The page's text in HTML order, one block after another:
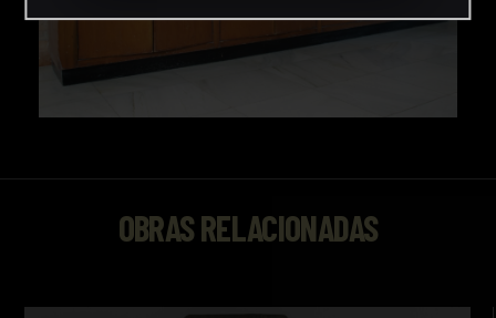
OBRAS RELACIONADAS